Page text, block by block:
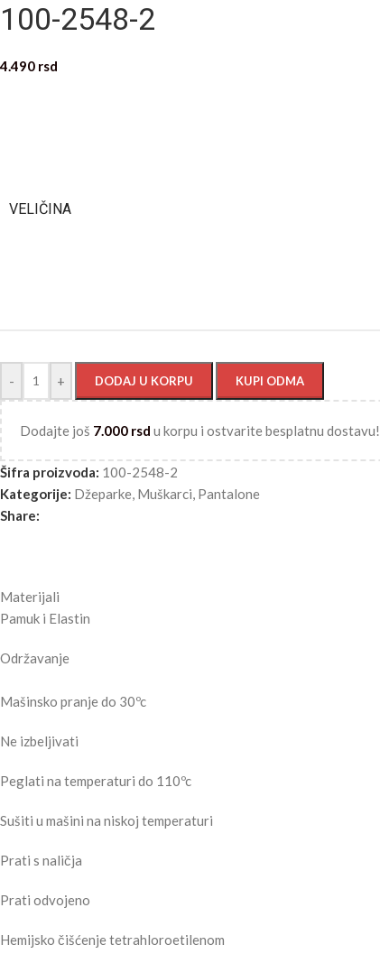
100-2548-2
4.490 rsd
VELIČINA
- + DODAJ U KORPU KUPI ODMA
Dodajte još 7.000 rsd u korpu i ostvarite besplatnu dostavu!
Šifra proizvoda: 100-2548-2
Kategorije: Džeparke, Muškarci, Pantalone
Share:
Materijali
Pamuk i Elastin
Održavanje
Mašinsko pranje do 30ºc
Ne izbeljivati
Peglati na temperaturi do 110ºc
Sušiti u mašini na niskoj temperaturi
Prati s naličja
Prati odvojeno
Hemijsko čišćenje tetrahloroetilenom